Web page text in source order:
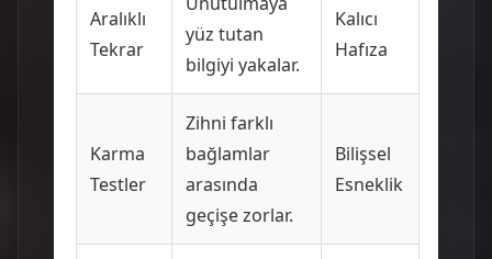
Aralıklı
Tekrar
yüz tutan
bilgiyi yakalar.
Kalıcı
Hafıza
Karma
Testler
Zihni farklı
bağlamlar
arasında
geçişe zorlar.
Bilişsel
Esneklik